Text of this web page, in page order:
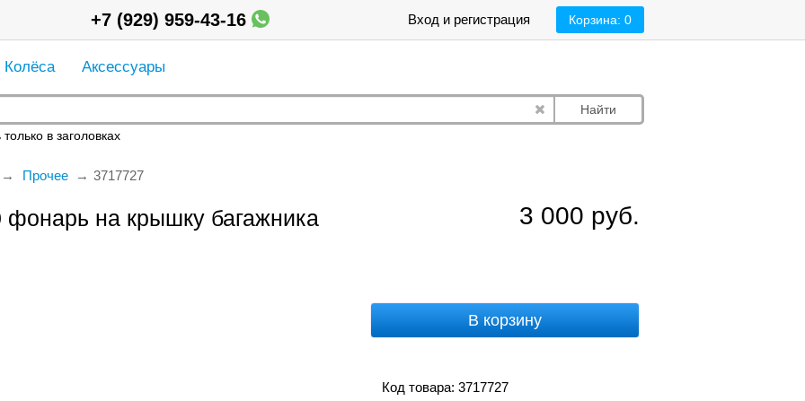
Корзина: 0
Вход и регистрация
+7 (929) 959-43-16
Колёса Аксессуары
Найти
только в заголовках
Прочее 3717727
на крышку багажника
3 000 руб.
В корзину
Код товара: 3717727